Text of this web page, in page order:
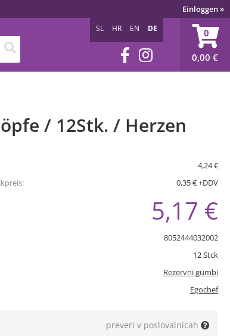
Einloggen»
0
0,00 €
SL HR EN DE
/ 12Stk. / Herzen
4,24 €
0,35 € +DDV
5,17 €
8052444032002
12Stck
Rezervni gumbi
Egochef
preveri v poslovalnicah